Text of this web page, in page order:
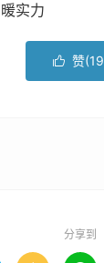
实力
 赞(19
分享到